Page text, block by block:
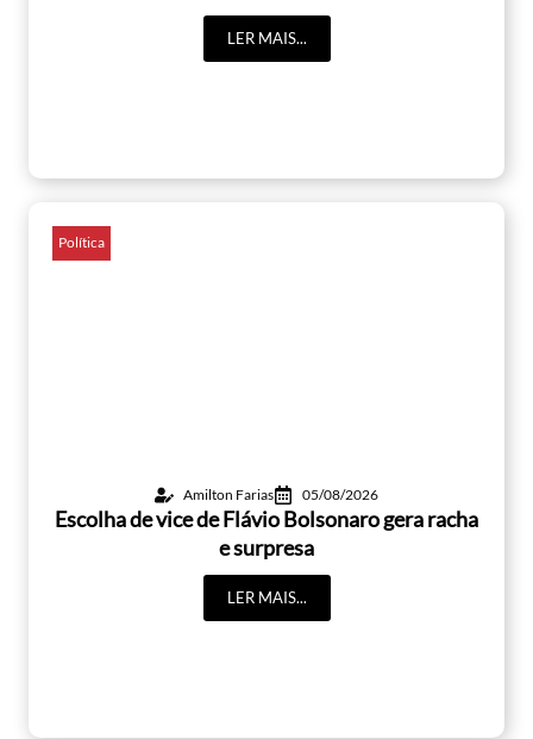
LER MAIS...
Política
Amilton Farias 05/08/2026
Escolha de vice de Flávio Bolsonaro gera racha
e surpresa
LER MAIS...